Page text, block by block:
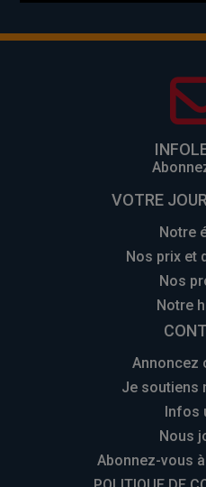
VOTRE
Notre
Nos prix et
Nos
Notre
Annoncez
Je soutiens
Infos
Nous
Abonnez-vous